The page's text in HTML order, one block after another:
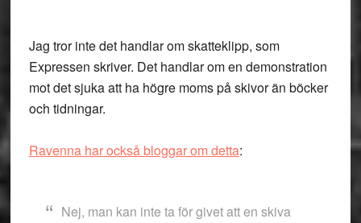
Jag tror inte det handlar om skatteklipp, som
Expressen skriver. Det handlar om en demonstration
mot det sjuka att ha högre moms på skivor än böcker
och tidningar.
Ravenna har också bloggar om detta:
Nej, man kan inte ta för givet att en skiva